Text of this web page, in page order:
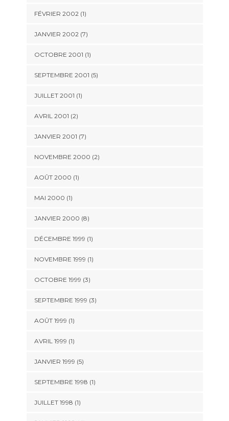
FÉVRIER 2002 (1)
JANVIER 2002 (7)
OCTOBRE 2001 (1)
SEPTEMBRE 2001 (5)
JUILLET 2001 (1)
AVRIL 2001 (2)
JANVIER 2001 (7)
NOVEMBRE 2000 (2)
AOÛT 2000 (1)
MAI 2000 (1)
JANVIER 2000 (8)
DÉCEMBRE 1999 (1)
NOVEMBRE 1999 (1)
OCTOBRE 1999 (3)
SEPTEMBRE 1999 (3)
AOÛT 1999 (1)
AVRIL 1999 (1)
JANVIER 1999 (5)
SEPTEMBRE 1998 (1)
JUILLET 1998 (1)